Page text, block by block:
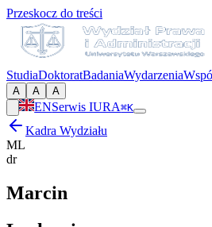
Przeskocz do treści
StudiaDoktoratBadaniaWydarzenia
A A A
ENSerwis IURA⌘K
Kadra Wydziału
ML
dr
Marcin